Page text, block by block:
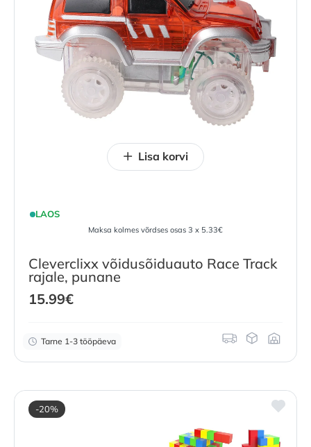
LAOS
Maksa kolmes võrdses osas 3 x 5.33€
Cleverclixx võidusõiduauto Race Track
rajale, punane
15.99€
Tarne 1-3 tööpäeva
Lisa korvi
-20%